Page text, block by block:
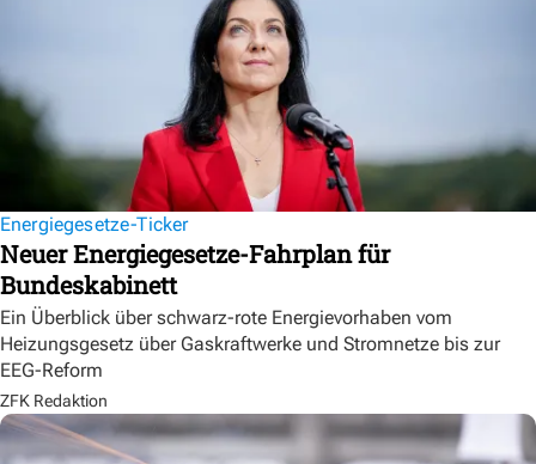
Energiegesetze-Ticker
Neuer Energiegesetze-Fahrplan für
Bundeskabinett
Ein Überblick über schwarz-rote Energievorhaben vom
Heizungsgesetz über Gaskraftwerke und Stromnetze bis zur
EEG-Reform
ZFK Redaktion